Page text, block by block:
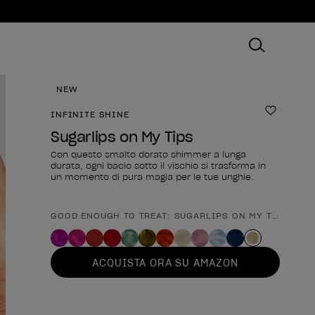
NEW
INFINITE SHINE
Sugarlips on My Tips
Con questo smalto dorato shimmer a lunga
durata, ogni bacio sotto il vischio si trasforma in
un momento di pura magia per le tue unghie.
Forma del prodotto
GOOD ENOUGH TO TREAT: SUGARLIPS ON MY TIPS
ACQUISTA ORA SU AMAZON